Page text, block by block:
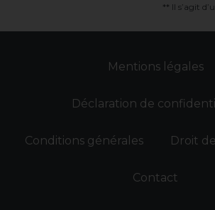
** Il s’agit
Mentions légales
Déclaration de
Conditions générales Droit
Contact